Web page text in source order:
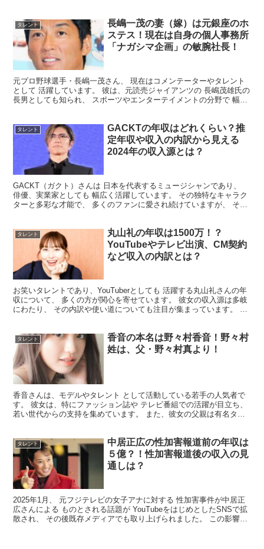
タレント
長嶋一茂の妻（嫁）は元銀座のホ
ステス！現在は自身の個人事務所
「ナガシマ企画」の敏腕社長！
元プロ野球選手・長嶋一茂さん、 現在はコメンテーターやタレント
として 活躍しています。 彼は、元読売ジャイアンツの 長嶋茂雄氏の
長男としても知られ、 スポーツやエンターテイメントの分野で 幅広
タレント
GACKTの年収はどれくらい？推
定年収や収入の内訳から見える
2024年の収入源とは？
GACKT（ガクト）さんは 日本を代表するミュージシャンであり、
俳優、実業家としても 幅広く活躍しています。 その独特なキャラク
ターと多彩な才能で、 多くのファンに愛され続けていますが、 その
タレント
丸山礼の年収は1500万！？
YouTubeやテレビ出演、CM契約
など収入の内訳とは？
お笑いタレントであり、YouTuberとしても 活躍する丸山礼さんの年
収について、 多くの方が関心を寄せています。 彼女の収入源は多岐
にわたり、 その内訳や使い道についても注目が集まっています。 今
タレント
香音の本名は野々村香音！野々村
姓は、父・野々村真より！
香音さんは、モデルやタレント として活動している若手の人気者で
す。 彼女は、特にファッション誌や テレビ番組での活躍が目立ち、
若い世代からの支持を集めています。 また、彼女の父親は有名タレ
タレント
中居正広の性加害報道前の年収は
５億？！性加害報道後の収入の見
通しは？
2025年1月、 元フジテレビの女子アナに対する 性加害事件が中居正
広さんによる ものとされる話題が YouTubeをはじめとしたSNSで拡
散され、 その後既存メディアでも取り上げられました。 この影響で